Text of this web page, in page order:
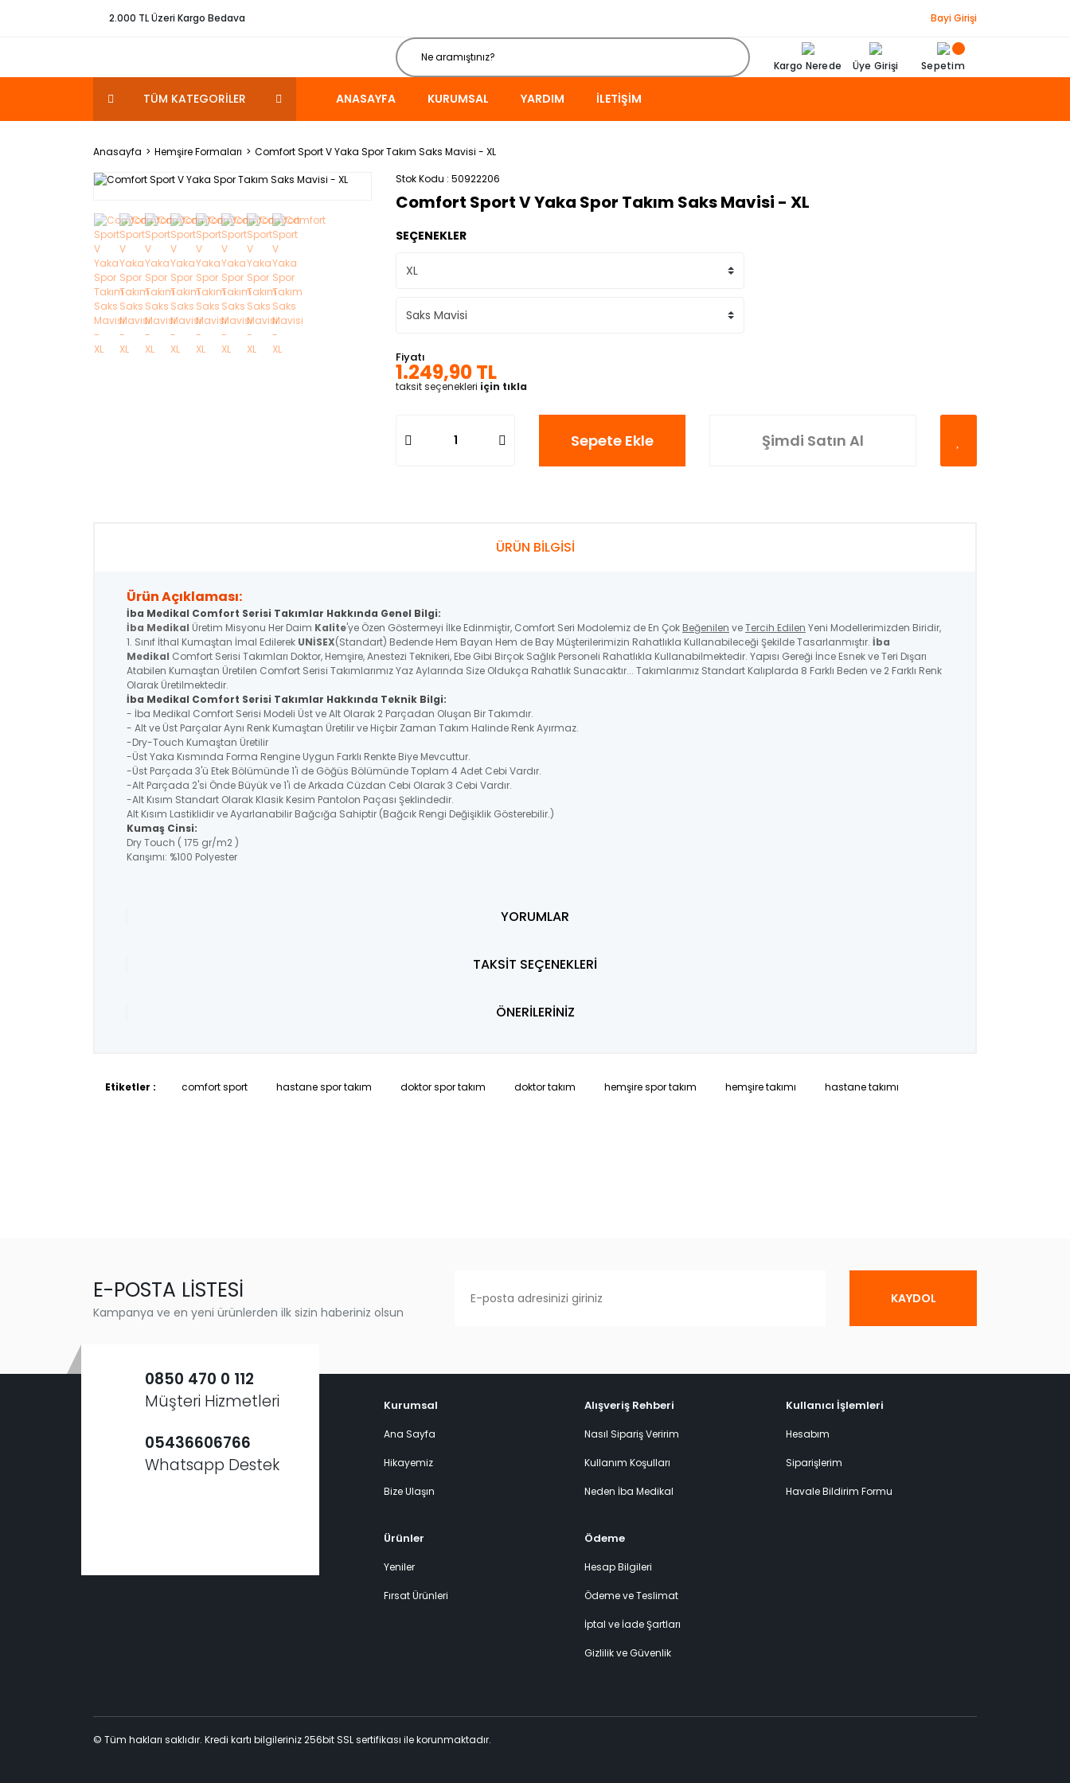
2.000 TL Üzeri Kargo Bedava Bayi Girişi
Kargo Nerede Üye Girişi Sepetim
TÜM KATEGORİLER ANASAYFA KURUMSAL YARDIM İLETIŞIM
Anasayfa Hemşire Formaları
Comfort Sport V Yaka Spor Takım Saks Mavisi - XL
Stok Kodu 50922206
Comfort Sport V Yaka Spor Takım Saks Mavisi - XL
SEÇENEKLER
Fiyatı
1.249,90 TL
taksit seçenekleri için tıkla
Sepete Ekle Şimdi Satın Al
ÜRÜN BİLGİSİ
Ürün Açıklaması:
İba Medikal Comfort Serisi Takımlar Hakkında Genel Bilgi:
İba Medikal Üretim Misyonu Her Daim Kalite'ye Özen Göstermeyi İlke Edinmiştir, Comfort Seri Modolemiz de En Çok Beğenilen veTercih Edilen Yeni Modellerimizden Biridir,
1. Sınıf İthal Kumaştan İmal Edilerek UNİSEX(Standart) Bedende Hem Bayan Hem de Bay Müşterilerimizin Rahatlıkla Kullanabileceği Şekilde Tasarlanmıştır. İba
Medikal Comfort Serisi Takımları Doktor, Hemşire, Anestezi Teknikeri, Ebe Gibi Birçok Sağlık Personeli Rahatlıkla Kullanabilmektedir. Yapısı Gereği İnce Esnek ve Teri Dışarı
Atabilen Kumaştan Üretilen Comfort Serisi Takımlarımız Yaz Aylarında Size Oldukça Rahatlık Sunacaktır... Takımlarımız Standart Kalıplarda 8 Farklı Beden ve 2 Farklı Renk
Olarak Üretilmektedir.
İba Medikal Comfort Serisi Takımlar Hakkında Teknik Bilgi:
- İba Medikal Comfort Serisi Modeli Üst ve Alt Olarak 2 Parçadan Oluşan Bir Takımdır.
- Alt ve Üst Parçalar Aynı Renk Kumaştan Üretilir ve Hiçbir Zaman Takım Halinde Renk Ayırmaz.
-Dry-Touch Kumaştan Üretilir
-Üst Yaka Kısmında Forma Rengine Uygun Farklı Renkte Biye Mevcuttur.
-Üst Parçada 3'ü Etek Bölümünde 1'i de Göğüs Bölümünde Toplam 4 Adet Cebi Vardır.
-Alt Parçada 2'si Önde Büyük ve 1'i de Arkada Cüzdan Cebi Olarak 3 Cebi Vardır.
-Alt Kısım Standart Olarak Klasik Kesim Pantolon Paçası Şeklindedir.
Alt Kısım Lastiklidir ve Ayarlanabilir Bağcığa Sahiptir (Bağcık Rengi Değişiklik Gösterebilir.)
Kumaş Cinsi:
Dry Touch ( 175 gr/m2 )
Karışımı: %100 Polyester
YORUMLAR
TAKSİT SEÇENEKLERİ
ÖNERİLERİNİZ
Etiketler : comfort sport hastane spor takım doktor spor takım doktor takım hemşire spor takım hemşire takımı hastane takımı
E-POSTA LİSTESİ
Kampanya ve en yeni ürünlerden ilk sizin haberiniz olsun
KAYDOL
0850 470 0 112
Müşteri Hizmetleri
05436606766
Whatsapp Destek
Kurumsal
Ana Sayfa
Hikayemiz
Bize Ulaşın
Alışveriş Rehberi
Nasıl Sipariş Veririm
Kullanım Koşulları
Neden İba Medikal
Ürünler
Yeniler
Fırsat Ürünleri
Ödeme
Hesap Bilgileri
Ödeme ve Teslimat
İptal ve İade Şartları
Gizlilik ve Güvenlik
Kullanıcı İşlemleri
Hesabım
Siparişlerim
Havale Bildirim Formu
© Tüm hakları saklıdır. Kredi kartı bilgileriniz 256bit SSL sertifikası ile korunmaktadır.